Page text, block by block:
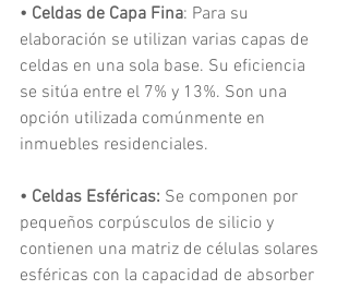
• Celdas de Capa Fina: Para su
elaboración se utilizan varias capas de
celdas en una sola base. Su eficiencia
se sitúa entre el 7% y 13%. Son una
opción utilizada comúnmente en
inmuebles residenciales.
• Celdas Esféricas: Se componen por
pequeños corpúsculos de silicio y
contienen una matriz de células solares
esféricas con la capacidad de absorber